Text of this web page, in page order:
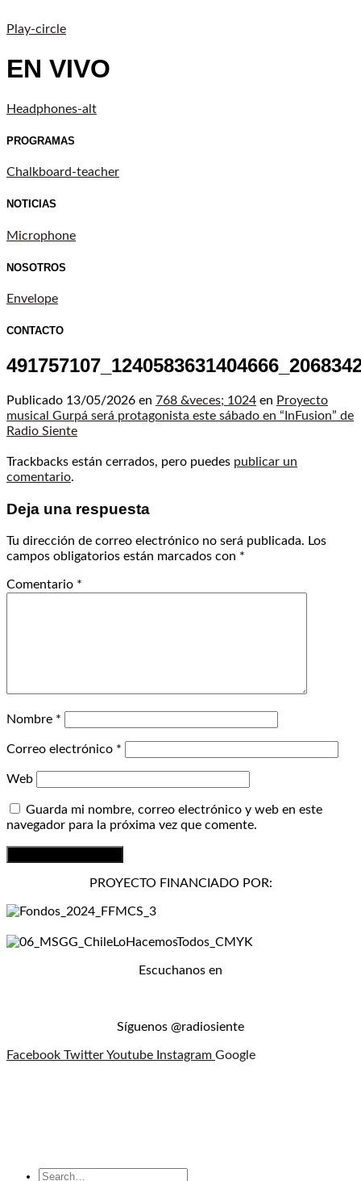
Play-circle
EN VIVO
Headphones-alt
PROGRAMAS
Chalkboard-teacher
NOTICIAS
Microphone
NOSOTROS
Envelope
CONTACTO
Publicado 13/05/2026 en 768 &veces; 1024 en Proyecto
musical Gurpá será protagonista este sábado en “InFusion” de
Radio Siente
Trackbacks están cerrados, pero puedes publicar un
comentario.
Deja una respuesta
Tu dirección de correo electrónico no será publicada. Los
campos obligatorios están marcados con *
Comentario *
Nombre *
Correo electrónico *
Web
Guarda mi nombre, correo electrónico y web en este
navegador para la próxima vez que comente.
PROYECTO FINANCIADO POR:
Escuchanos en
Síguenos @radiosiente
Facebook TwitterYoutube Instagram Google